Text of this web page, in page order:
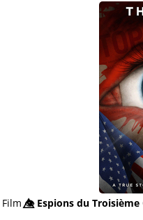
Film👁️⃤Espions du